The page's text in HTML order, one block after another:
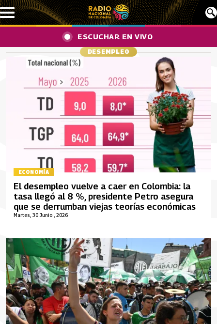
Pasar al contenido principal
ESCUCHAR EN VIVO
DESEMPLEO
ECONOMÍA
Martes, 30 Junio , 2026
El desempleo vuelve a caer en Colombia: la
tasa llegó al 8 %, presidente Petro asegura
que se derrumban viejas teorías económicas